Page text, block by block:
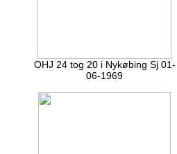
OHJ 24 tog 20 i Nykøbing Sj 01-
06-1969